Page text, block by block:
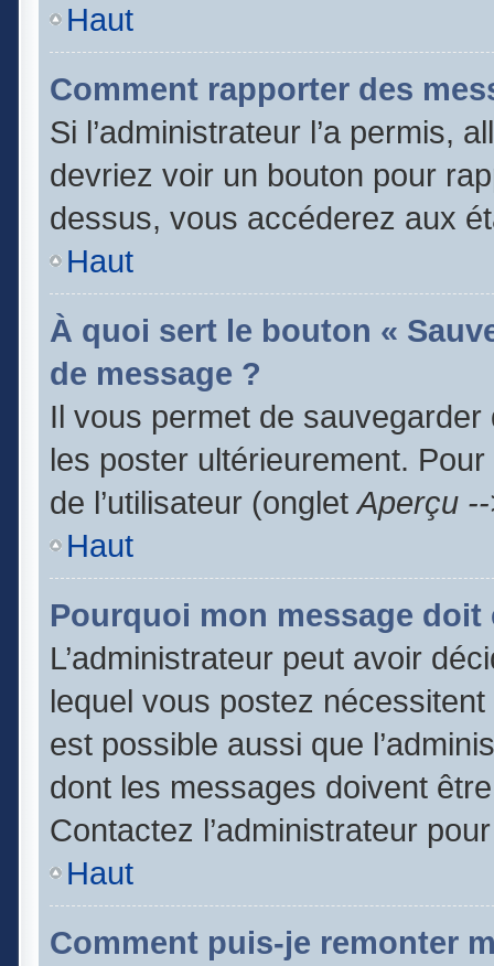
Haut
Comment rapporter des
Si l’administrateur l’a permis,
devriez voir un bouton pour
dessus, vous accéderez aux
Haut
À quoi sert le bouton «
de message ?
Il vous permet de
les poster ultérieurement.
de l’utilisateur (ongletAperçu
Haut
Pourquoi mon message doit
L’administrateur peut avoir
lequel vous postez nécessitent
est possible aussi que
dont les messages doivent
Contactez l’administrateur
Haut
Comment puis-je remonter